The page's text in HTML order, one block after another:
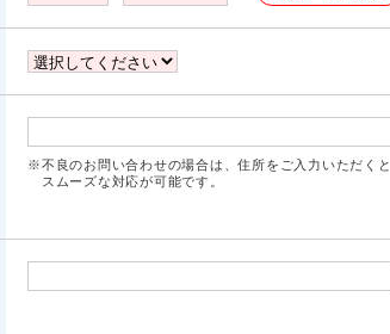
※不良のお問い合わせの場合は、住所をご入力いただくと
スムーズな対応が可能です。